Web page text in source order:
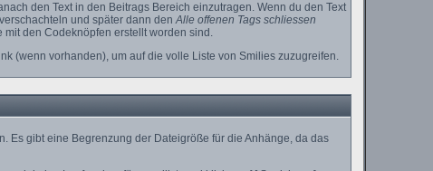
den Text in den Beitrags Bereich einzutragen. Wenn du den Text
und später dann denAlle offenen Tags schliessen
mit den Codeknöpfen erstellt worden sind.
(wenn vorhanden), um auf die volle Liste von Smilies zuzugreifen.
Es gibt eine Begrenzung der Dateigröße für die Anhänge, da das